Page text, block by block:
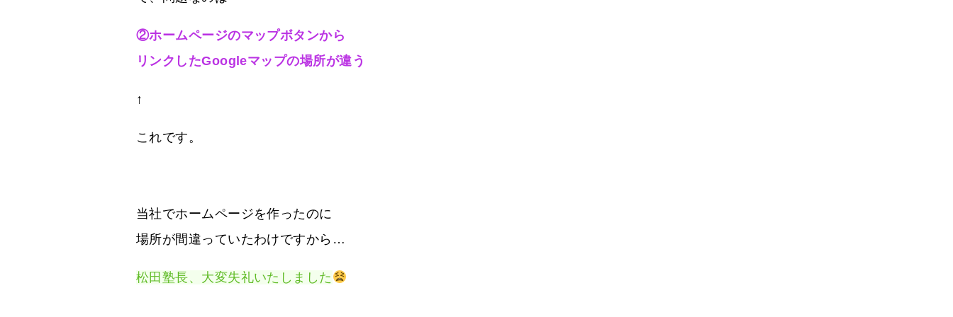
②ホームページのマップボタンから
リンクしたGoogleマップの場所が違う
↑
これです。
当社でホームページを作ったのに
場所が間違っていたわけですから…
松田塾長、大変失礼いたしました